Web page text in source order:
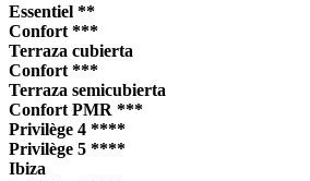
Essentiel **
Confort ***
Terraza cubierta
Confort ***
Terraza semicubierta
Confort PMR ***
Privilège 4 ****
Privilège 5 ****
Ibiza